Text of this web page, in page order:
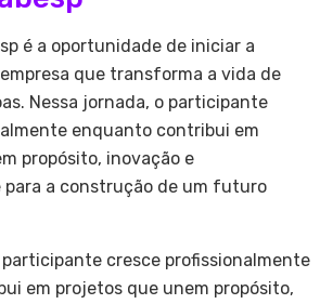
é a oportunidade de iniciar a
que transforma a vida de
Nessa jornada, o participante
enquanto contribui em
propósito, inovação e
a construção de um futuro
participante cresce profissionalmente
em projetos que unem propósito,